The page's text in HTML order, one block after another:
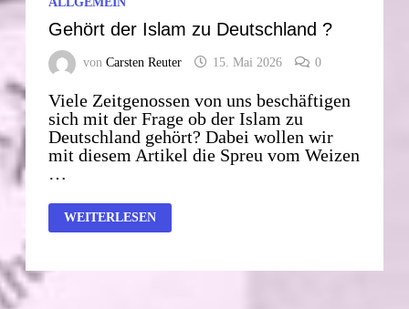
Gehört der Islam zu Deutschland ?
vonCarsten Reuter 15. Mai 2026 0
Viele Zeitgenossen von uns beschäftigen
sich mit der Frage ob der Islam zu
Deutschland gehört? Dabei wollen wir
mit diesem Artikel die Spreu vom Weizen
…
GEHÖRT
DER
WEITERLESEN